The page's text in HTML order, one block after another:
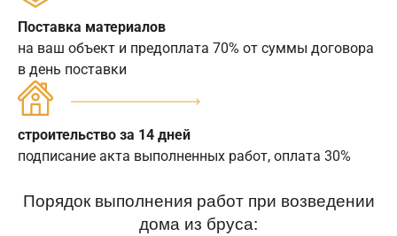
Поставка материалов
на ваш объект и предоплата 70% от суммы договора
в день поставки
строительство за 14 дней
подписание акта выполненных работ, оплата 30%
Порядок выполнения работ при возведении
дома из бруса: